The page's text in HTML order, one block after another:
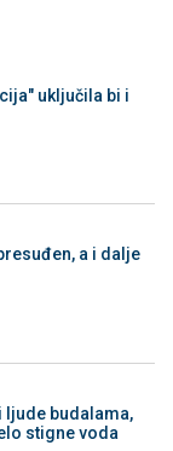
uključila bi i
a i dalje
ljude budalama,
stigne voda